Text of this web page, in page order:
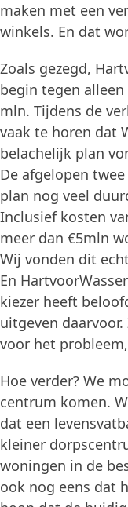
maken met een
winkels. En dat
Zoals gezegd,
begin tegen
mln. Tijdens de
vaak te horen dat
belachelijk plan
De afgelopen
plan nog veel
Inclusief kosten
meer dan €5mln
Wij vonden dit
En
kiezer heeft
uitgeven
voor het
Hoe verder? We
centrum komen.
dat een
kleiner
woningen in de
ook nog eens dat